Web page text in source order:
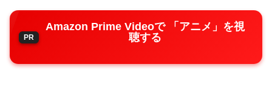
Amazon Prime Videoで 「アニメ」を視
聴する